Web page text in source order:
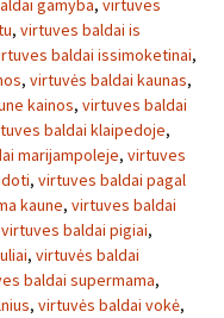
gamyba, virtuves
, virtuves baldai is
baldai issimoketinai,
, virtuvės baldai kaunas,
kainos, virtuves baldai
baldai klaipedoje,
marijampoleje, virtuves
, virtuves baldai pagal
kaune, virtuves baldai
virtuves baldai pigiai,
, virtuvės baldai
baldai supermama,
, virtuvės baldai vokė,